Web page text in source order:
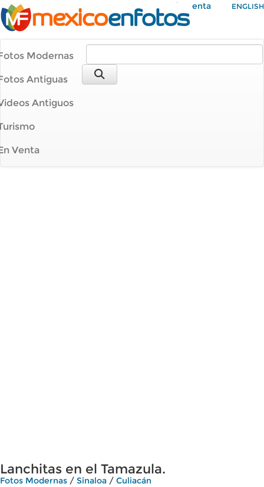
Mi Cuenta ENGLISH
Modernas
Antiguas
Antiguos
Venta
Lanchitas en el Tamazula.
Fotos Modernas / Sinaloa / Culiacán